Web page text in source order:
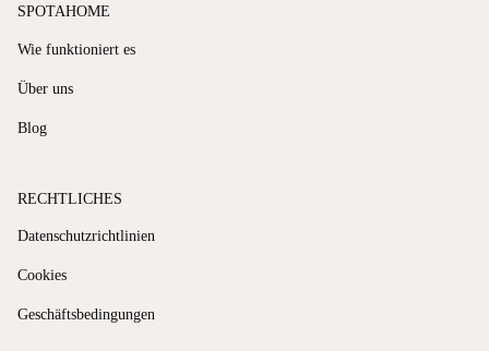
SPOTAHOME
Wie funktioniert es
Über uns
Blog
RECHTLICHES
Datenschutzrichtlinien
Cookies
Geschäftsbedingungen